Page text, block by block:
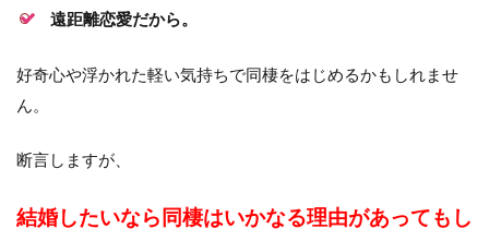
遠距離恋愛だから。
好奇心や浮かれた軽い気持ちで同棲をはじめるかもしれませ
ん。
断言しますが、
結婚したいなら 同棲はいかなる理由があってもし